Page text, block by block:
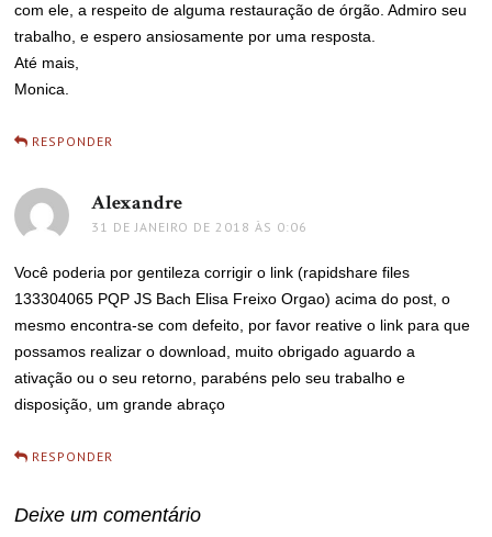
com ele, a respeito de alguma restauração de órgão. Admiro seu
trabalho, e espero ansiosamente por uma resposta.
Até mais,
Monica.
RESPONDER
Alexandre
31 DE JANEIRO DE 2018 ÀS 0:06
Você poderia por gentileza corrigir o link (rapidshare files
133304065 PQP JS Bach Elisa Freixo Orgao) acima do post, o
mesmo encontra-se com defeito, por favor reative o link para que
possamos realizar o download, muito obrigado aguardo a
ativação ou o seu retorno, parabéns pelo seu trabalho e
disposição, um grande abraço
RESPONDER
Deixe um comentário